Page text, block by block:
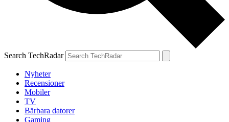
Search TechRadar
Nyheter
Recensioner
Mobiler
TV
Bärbara datorer
Gaming